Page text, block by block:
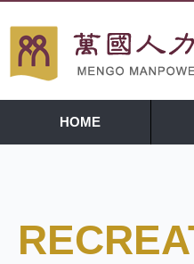
HOME